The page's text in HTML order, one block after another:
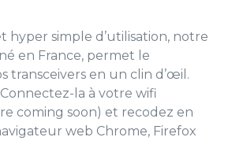
hyper simple d’utilisation, notre
en France, permet le
transceivers en un clin d’œil.
la à votre wifi
coming soon) et recodez en
web Chrome, Firefox